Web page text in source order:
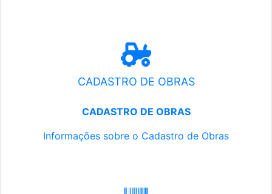
CADASTRO DE OBRAS
CADASTRO DE OBRAS
Informações sobre o Cadastro de Obras